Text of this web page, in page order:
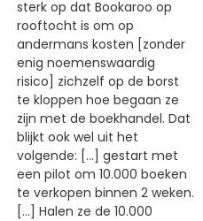
sterk op dat Bookaroo op
rooftocht is om op
andermans kosten [zonder
enig noemenswaardig
risico] zichzelf op de borst
te kloppen hoe begaan ze
zijn met de boekhandel. Dat
blijkt ook wel uit het
volgende: [...] gestart met
een pilot om 10.000 boeken
te verkopen binnen 2 weken.
[...] Halen ze de 10.000